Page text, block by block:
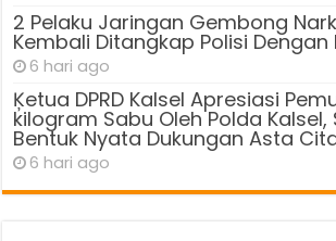
2 Pelaku Jaringan Gembong
Kembali Ditangkap Polisi Dengan
6 hari ago
Ķetua DPRD Kalsel Apresiasi
kilogram Sabu Oleh Polda Kalsel,
Bentuk Nyata Dukungan Asta
6 hari ago